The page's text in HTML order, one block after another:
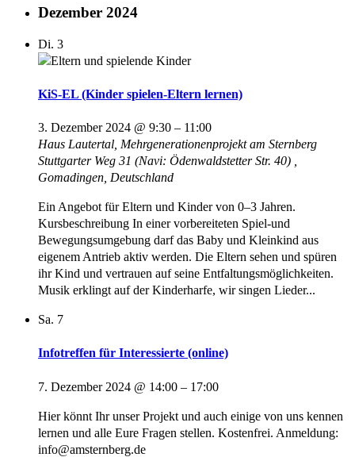
Dezember 2024
Di. 3
KiS-EL (Kinder spielen-Eltern lernen)
3. Dezember 2024 @ 9:30 – 11:00
Haus Lautertal, Mehrgenerationenprojekt am Sternberg
Stuttgarter Weg 31 (Navi: Ödenwaldstetter Str. 40) ,
Gomadingen, Deutschland
Ein Angebot für Eltern und Kinder von 0–3 Jahren.
Kursbeschreibung In einer vorbereiteten Spiel-und
Bewegungsumgebung darf das Baby und Kleinkind aus
eigenem Antrieb aktiv werden. Die Eltern sehen und spüren
ihr Kind und vertrauen auf seine Entfaltungsmöglichkeiten.
Musik erklingt auf der Kinderharfe, wir singen Lieder...
Sa. 7
Infotreffen für Interessierte (online)
7. Dezember 2024 @ 14:00 – 17:00
Hier könnt Ihr unser Projekt und auch einige von uns kennen
lernen und alle Eure Fragen stellen. Kostenfrei. Anmeldung:
info@amsternberg.de